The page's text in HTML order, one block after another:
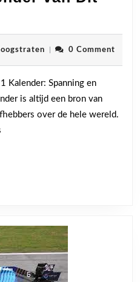
cdenvhoogstraten
0 Comment
Kalender: Spanning en
is altijd een bron van
over de hele wereld.